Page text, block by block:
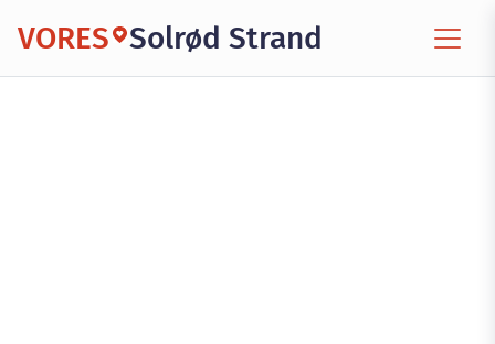
VORES Solrød Strand